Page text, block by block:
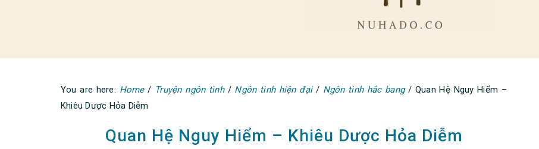
You are here: Home / Truyện ngôn tình / Ngôn tình hiện đại / Ngôn tình hắc bang / Quan Hệ Nguy Hiểm –
Khiêu Dược Hỏa Diễm
Quan Hệ Nguy Hiểm – Khiêu Dược Hỏa Diễm